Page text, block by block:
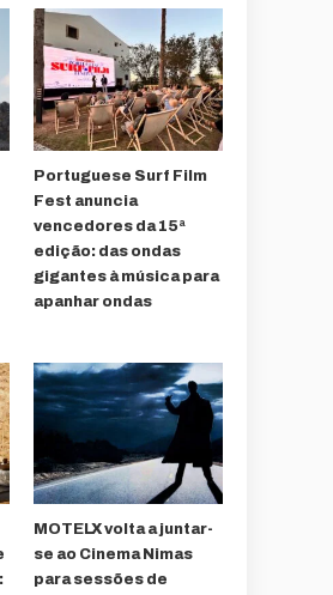
Portuguese Surf Film
Fest anuncia
vencedores da 15ª
edição: das ondas
gigantes à música para
apanhar ondas
MOTELX volta a juntar-
se ao Cinema Nimas
para sessões de